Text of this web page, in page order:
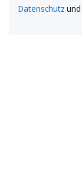
Datenschutz und